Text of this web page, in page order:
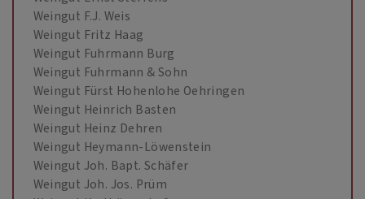
Weingut F.J. Weis
Weingut Fritz Haag
Weingut Fuhrmann Burg
Weingut Fuhrmann & Sohn
Weingut Fürst Hohenlohe Oehringen
Weingut Heinrich Basten
Weingut Heinz Dehren
Weingut Heymann-Löwenstein
Weingut Joh. Bapt. Schäfer
Weingut Joh. Jos. Prüm